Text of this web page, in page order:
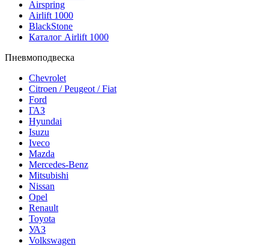
Airspring
Airlift 1000
BlackStone
Каталог Airlift 1000
Пневмоподвеска
Chevrolet
Citroen / Peugeot / Fiat
Ford
ГАЗ
Hyundai
Isuzu
Iveco
Mazda
Mercedes-Benz
Mitsubishi
Nissan
Opel
Renault
Toyota
УАЗ
Volkswagen